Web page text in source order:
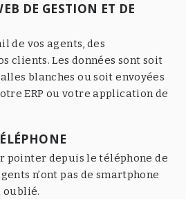
DE GESTION ET DE
de vos agents, des
clients. Les données sont soit
blanches ou soit envoyées
ERP ou votre application de
pointer depuis le téléphone de
n’ont pas de smartphone
oublié.